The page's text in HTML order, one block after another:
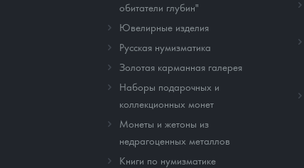
обитатели глубин"
Ювелирные изделия
Русская нумизматика
Золотая карманная галерея
Наборы подарочных и
коллекционных монет
Монеты и жетоны из
недрагоценных металлов
Книги по нумизматике